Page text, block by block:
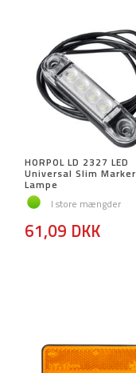
HORPOL LD 2327 LED
Universal Slim Marker
Lampe
I store mængder
61,09 DKK